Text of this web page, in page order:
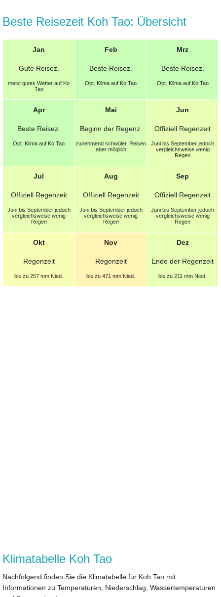
Beste Reisezeit Koh Tao: Übersicht
Jan
Gute Reisez.
meist gutes Wetter auf Ko
Tao
Feb
Beste Reisez.
Opt. Klima auf Ko Tao
Mrz
Beste Reisez.
Opt. Klima auf Ko Tao
Apr
Beste Reisez.
Opt. Klima auf Ko Tao
Mai
Beginn der Regenz.
zunehmend schwüler, Reisen
aber möglich
Jun
Offiziell Regenzeit
Juni bis September jedoch
vergleichsweise wenig
Regen
Jul
Offiziell Regenzeit
Juni bis September jedoch
vergleichsweise wenig
Regen
Aug
Offiziell Regenzeit
Juni bis September jedoch
vergleichsweise wenig
Regen
Sep
Offiziell Regenzeit
Juni bis September jedoch
vergleichsweise wenig
Regen
Okt
Regenzeit
bis zu 257 mm Nied.
Nov
Regenzeit
bis zu 471 mm Nied.
Dez
Ende der Regenzeit
bis zu 211 mm Nied.
Klimatabelle Koh Tao
Nachfolgend finden Sie die Klimatabelle für Koh Tao mit
Informationen zu Temperaturen, Niederschlag, Wassertemperaturen